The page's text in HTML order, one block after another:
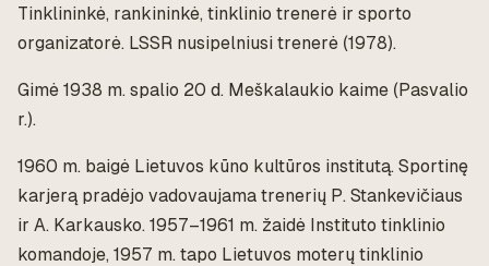
Tinklininkė, rankininkė, tinklinio trenerė ir sporto
organizatorė. LSSR nusipelniusi trenerė (1978).
Gimė 1938 m. spalio 20 d. Meškalaukio kaime (Pasvalio
r.).
1960 m. baigė Lietuvos kūno kultūros institutą. Sportinę
karjerą pradėjo vadovaujama trenerių P. Stankevičiaus
ir A. Karkausko. 1957–1961 m. žaidė Instituto tinklinio
komandoje, 1957 m. tapo Lietuvos moterų tinklinio